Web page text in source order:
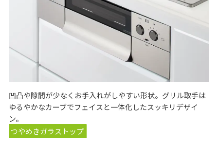
凹凸や隙間が少なくお手入れがしやすい形状。グリル取手は
ゆるやかなカーブでフェイスと一体化したスッキリデザイ
ン。
つやめきガラストップ